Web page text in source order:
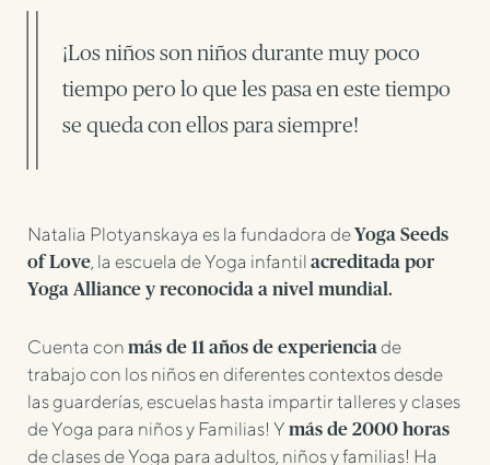
¡Los niños son niños durante muy poco
tiempo pero lo que les pasa en este tiempo
se queda con ellos para siempre!
Natalia Plotyanskaya es la fundadora deYoga Seeds
of Love, la escuela de Yoga infantil acreditada por
Yoga Alliance y reconocida a nivel mundial.
Cuenta con más de 11 años de experiencia de
trabajo con los niños en diferentes contextos desde
las guarderías, escuelas hasta impartir talleres y clases
de Yoga para niños y Familias! Y más de 2000 horas
de clases de Yoga para adultos, niños y familias! Ha